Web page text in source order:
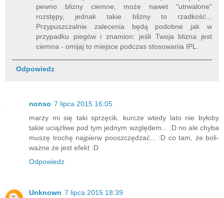
pewno blizny ciemne, może nawet "utrwalone"
rozstępy, jednak takie blizny to rzadkość...
Przypuszczalnie zalecenia będą podobne jak w
przypadku piegów i znamion: jeśli Twoja blizna jest
ciemna - omijaj to miejsce podczas stosowania IPL.
Odpowiedz
nonso 7 lipca 2015 16:05
marzy mi się taki sprzęcik. kurcze wtedy lato nie byłoby
takie uciążliwe pod tym jednym względem... :D no ale chyba
muszę trochę najpierw pooszczędzać... :D co tam, że boli-
ważne ze jest efekt :D
Odpowiedz
Unknown 7 lipca 2015 18:39